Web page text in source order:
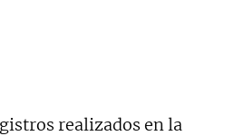
realizados en la